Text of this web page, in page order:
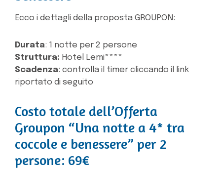
Ecco i dettagli della proposta GROUPON:
Durata: 1 notte per 2 persone
Struttura: Hotel Lemi****
Scadenza: controlla il timer cliccando il link
riportato di seguito
Costo totale dell’Offerta
Groupon “Una notte a 4* tra
coccole e benessere” per 2
persone: 69€